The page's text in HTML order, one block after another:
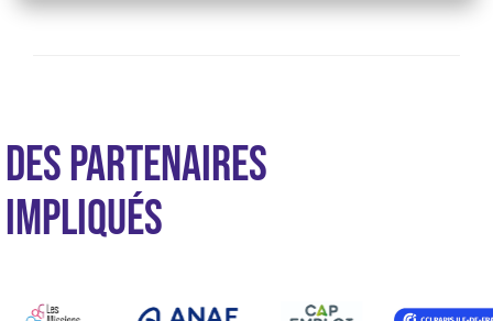
DES PARTENAIRES
IMPLIQUÉS